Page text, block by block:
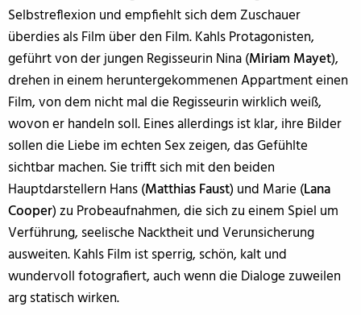
Selbstreflexion und empfiehlt sich dem Zuschauer
überdies als Film über den Film. Kahls Protagonisten,
geführt von der jungen Regisseurin Nina (Miriam Mayet),
drehen in einem heruntergekommenen Appartment einen
Film, von dem nicht mal die Regisseurin wirklich weiß,
wovon er handeln soll. Eines allerdings ist klar, ihre Bilder
sollen die Liebe im echten Sex zeigen, das Gefühlte
sichtbar machen. Sie trifft sich mit den beiden
Hauptdarstellern Hans (Matthias Faust) und Marie (Lana
Cooper) zu Probeaufnahmen, die sich zu einem Spiel um
Verführung, seelische Nacktheit und Verunsicherung
ausweiten. Kahls Film ist sperrig, schön, kalt und
wundervoll fotografiert, auch wenn die Dialoge zuweilen
arg statisch wirken.